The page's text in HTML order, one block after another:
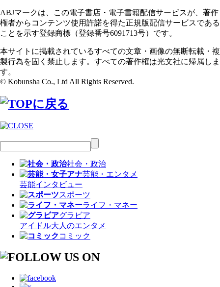
ABJマークは、この電子書店・電子書籍配信サービスが、著作
権者からコンテンツ使用許諾を得た正規版配信サービスである
ことを示す登録商標（登録番号6091713号）です。
本サイトに掲載されているすべての文章・画像の無断転載・複
製行為を固く禁止します。すべての著作権は光文社に帰属しま
す。
© Kobunsha Co., Ltd All Rights Reserved.
社会・政治
芸能・エンタメ
芸能インタビュー
スポーツ
ライフ・マネー
グラビア
アイドル大人のエンタメ
コミック